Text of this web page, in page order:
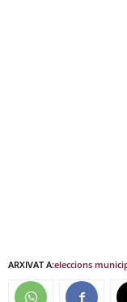
ARXIVAT A:eleccions